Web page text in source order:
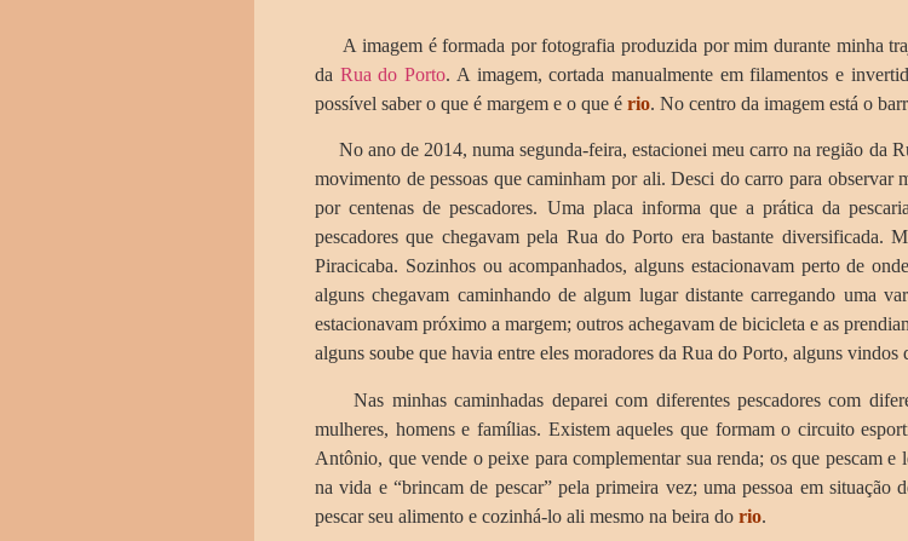
A imagem é formada por fotografia produzida por mim durante minha
da Rua do Porto. A imagem, cortada manualmente em filamentos e
possível saber o que é margem e o que é rio. No centro da imagem está o
No ano de 2014, numa segunda-feira, estacionei meu carro na região da
movimento de pessoas que caminham por ali. Desci do carro para observar
por centenas de pescadores. Uma placa informa que a prática da
pescadores que chegavam pela Rua do Porto era bastante diversificada.
Piracicaba. Sozinhos ou acompanhados, alguns estacionavam perto de
alguns chegavam caminhando de algum lugar distante carregando uma
estacionavam próximo a margem; outros achegavam de bicicleta e as
alguns soube que havia entre eles moradores da Rua do Porto, alguns
Nas minhas caminhadas deparei com diferentes pescadores com
mulheres, homens e famílias. Existem aqueles que formam o circuito
Antônio, que vende o peixe para complementar sua renda; os que pescam e
na vida e “brincam de pescar” pela primeira vez; uma pessoa em
pescar seu alimento e cozinhá-lo ali mesmo na beira do rio.